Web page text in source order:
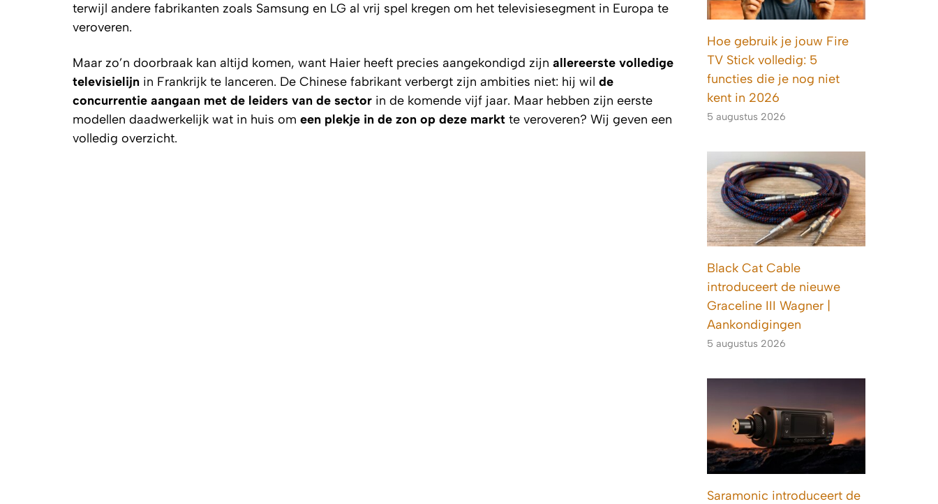
terwijl andere fabrikanten zoals Samsung en LG al vrij spel kregen om het televisiesegment in Europa te
veroveren.
Maar zo’n doorbraak kan altijd komen, want Haier heeft precies aangekondigd zijn allereerste volledige
televisielijn in Frankrijk te lanceren. De Chinese fabrikant verbergt zijn ambities niet: hij wil de
concurrentie aangaan met de leiders van de sector in de komende vijf jaar. Maar hebben zijn eerste
modellen daadwerkelijk wat in huis om een plekje in de zon op deze markt te veroveren? Wij geven een
volledig overzicht.
Hoe gebruik je jouw Fire
TV Stick volledig: 5
functies die je nog niet
kent in 2026
5 augustus 2026
Black Cat Cable
introduceert de nieuwe
Graceline III Wagner |
Aankondigingen
5 augustus 2026
Saramonic introduceert de